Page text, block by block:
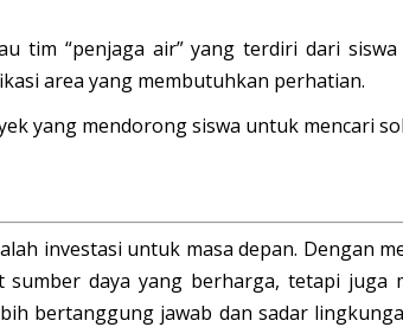
tim “penjaga air”yang terdiri dari siswa
area yang membutuhkan perhatian.
yang mendorong siswa untuk mencari
investasi untuk masa depan. Dengan
daya yang berharga, tetapi juga
bertanggung jawab dan sadar